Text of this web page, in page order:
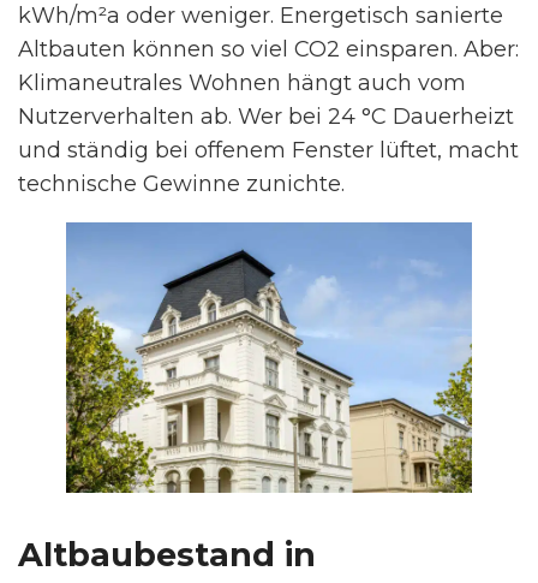
kWh/m²a oder weniger. Energetisch sanierte
Altbauten können so viel CO2 einsparen. Aber:
Klimaneutrales Wohnen hängt auch vom
Nutzerverhalten ab. Wer bei 24 °C Dauerheizt
und ständig bei offenem Fenster lüftet, macht
technische Gewinne zunichte.
Altbaubestand in